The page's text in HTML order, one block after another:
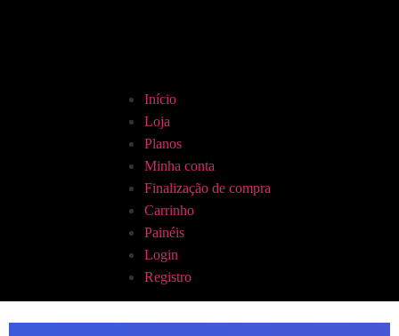
Início
Loja
Planos
Minha conta
Finalização de compra
Carrinho
Painéis
Login
Registro